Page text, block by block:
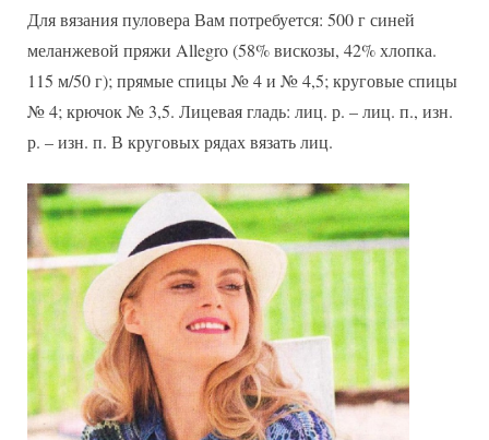
Для вязания пуловера Вам потребуется: 500 г синей
меланжевой пряжи Allegro (58% вискозы, 42% хлопка.
115 м/50 г); прямые спицы № 4 и № 4,5; круговые спицы
№ 4; крючок № 3,5. Лицевая гладь: лиц. р. – лиц. п., изн.
р. – изн. п. В круговых рядах вязать лиц.